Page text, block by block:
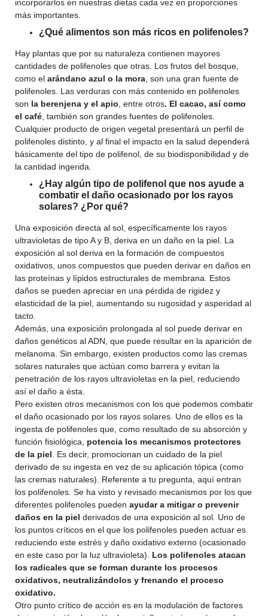
incorporarlos en nuestras dietas cada vez en proporciones
más importantes.
¿Qué alimentos son más ricos en polifenoles?
Hay plantas que por su naturaleza contienen mayores
cantidades de polifenoles que otras. Los frutos del bosque,
como el arándano azul o la mora , son una gran fuente de
polifenoles. Las verduras con más contenido en polifenoles
son la berenjena y el apio , entre otros. El cacao, así como
el café , también son grandes fuentes de polifenoles.
Cualquier producto de origen vegetal presentará un perfil de
polifenoles distinto, y al final el impacto en la salud dependerá
básicamente del tipo de polifenol, de su biodisponibilidad y de
la cantidad ingerida.
¿Hay algún tipo de polifenol que nos ayude a
combatir el daño ocasionado por los rayos
solares? ¿Por qué?
Una exposición directa al sol, específicamente los rayos
ultravioletas de tipo A y B, deriva en un daño en la piel. La
exposición al sol deriva en la formación de compuestos
oxidativos, unos compuestos que pueden derivar en daños en
las proteínas y lípidos estructurales de membrana. Estos
daños se pueden apreciar en una pérdida de rigidez y
elasticidad de la piel, aumentando su rugosidad y asperidad al
tacto.
Además, una exposición prolongada al sol puede derivar en
daños genéticos al ADN, que puede resultar en la aparición de
melanoma. Sin embargo, existen productos como las cremas
solares naturales que actúan como barrera y evitan la
penetración de los rayos ultravioletas en la piel, reduciendo
así el daño a ésta.
Pero existen otros mecanismos con los que podemos combatir
el daño ocasionado por los rayos solares. Uno de ellos es la
ingesta de polifenoles que, como resultado de su absorción y
función fisiológica, potencia los mecanismos protectores
de la piel . Es decir, promocionan un cuidado de la piel
derivado de su ingesta en vez de su aplicación tópica (como
las cremas naturales). Referente a tu pregunta, aquí entran
los polifenoles. Se ha visto y revisado mecanismos por los que
diferentes polifenoles pueden ayudar a mitigar o prevenir
daños en la piel derivados de una exposición al sol. Uno de
los puntos críticos en el que los polifenoles pueden actuar es
reduciendo este estrés y daño oxidativo externo (ocasionado
en este caso por la luz ultravioleta). Los polifenoles atacan
los radicales que se forman durante los procesos
oxidativos, neutralizándolos y frenando el proceso
oxidativo.
Otro punto crítico de acción es en la modulación de factores